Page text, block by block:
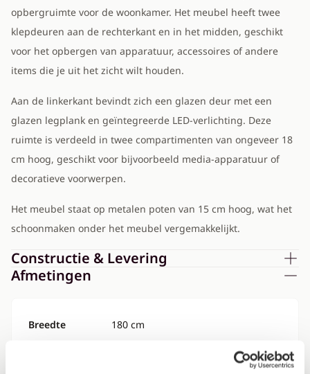
opbergruimte voor de woonkamer. Het meubel heeft twee
klepdeuren aan de rechterkant en in het midden, geschikt
voor het opbergen van apparatuur, accessoires of andere
items die je uit het zicht wilt houden.
Aan de linkerkant bevindt zich een glazen deur met een
glazen legplank en geïntegreerde LED-verlichting. Deze
ruimte is verdeeld in twee compartimenten van ongeveer 18
cm hoog, geschikt voor bijvoorbeeld media-apparatuur of
decoratieve voorwerpen.
Het meubel staat op metalen poten van 15 cm hoog, wat het
schoonmaken onder het meubel vergemakkelijkt.
Constructie & Levering
Afmetingen
Breedte 180 cm